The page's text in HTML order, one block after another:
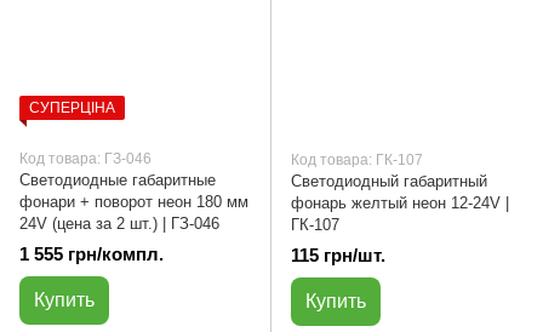
СУПЕРЦІНА
Код товара: ГЗ-046
Светодиодные габаритные
фонари + поворот неон 180 мм
24V (цена за 2 шт.) | ГЗ-046
1 555 грн/компл.
Купить
Код товара: ГК-107
Светодиодный габаритный
фонарь желтый неон 12-24V |
ГК-107
115 грн/шт.
Купить